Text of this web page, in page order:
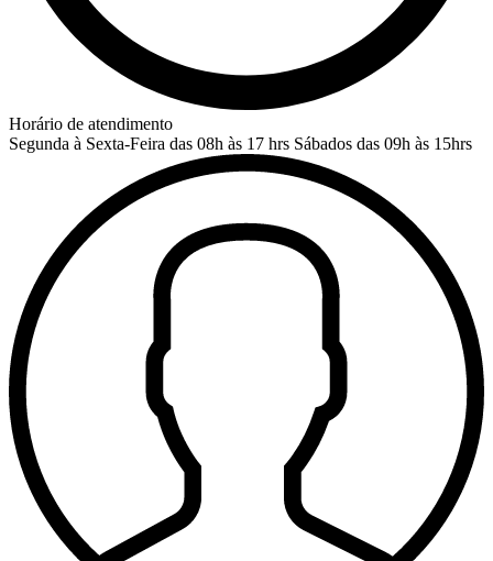
Horário de atendimento
Segunda à Sexta-Feira das 08h às 17 hrs Sábados das 09h às 15hrs